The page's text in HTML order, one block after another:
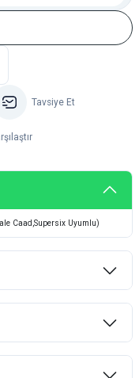
Tavsiye Et
Caad,Supersix Uyumlu)